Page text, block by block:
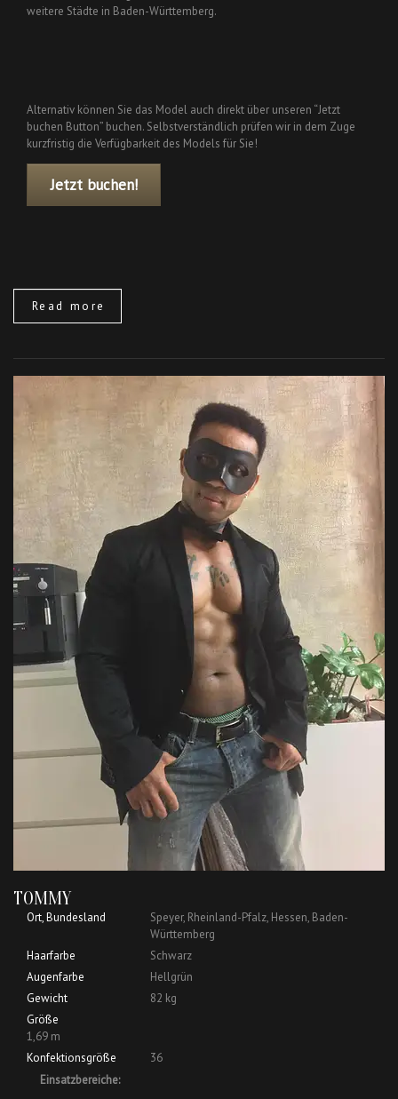
weitere Städte in Baden-Württemberg.
Alternativ können Sie das Model auch direkt über unseren “Jetzt
buchen Button” buchen. Selbstverständlich prüfen wir in dem Zuge
kurzfristig die Verfügbarkeit des Models für Sie!
Jetzt buchen!
Read more
TOMMY
Ort, Bundesland
Speyer, Rheinland-Pfalz, Hessen, Baden-
Württemberg
Haarfarbe
Schwarz
Augenfarbe
Hellgrün
Gewicht
82 kg
Größe
1,69 m
Konfektionsgröße
36
Einsatzbereiche: